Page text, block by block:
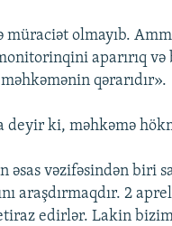
müraciət olmayıb.
aparırıq
qərarıdır».
deyir ki, məhkəmə
əsas vəzifəsindən biri
araşdırmaqdır. 2
etiraz edirlər. Lakin